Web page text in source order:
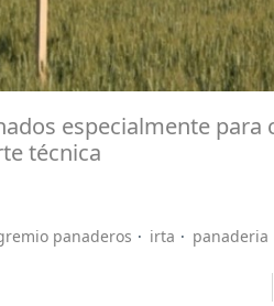
especialmente para
técnica
panaderos irta panaderia